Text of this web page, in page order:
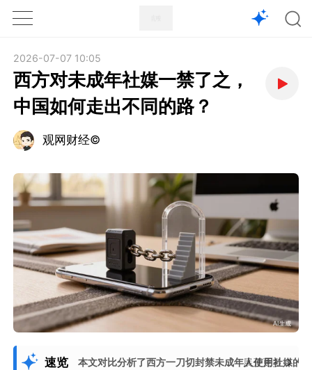
1X
2026-07-07 10:05
西方对未成年社媒一禁了之，
中国如何走出不同的路？
观网财经©
速览 本文对比分析了西方一刀切封禁未成年人使用社媒的
展开更多